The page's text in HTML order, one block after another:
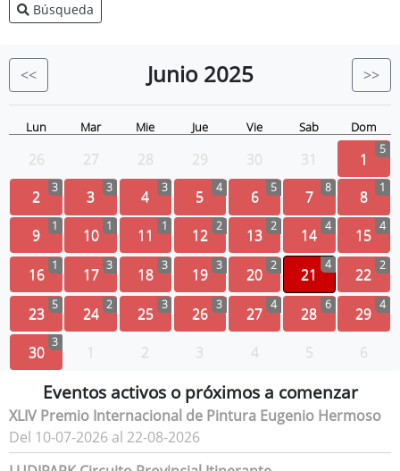
Agenda Presidencia
Eventos
Búsqueda
<< Junio 2025 >>
Lun Mar Mie Jue Vie Sab Dom
26 27 28 29 30 31 1 5
2 3 3 3 4 3 5 4 6 5 7 8 8 1
9 1 10 1 11 1 12 2 13 2 14 4 15 4
16 1 17 3 18 3 19 3 20 2 21
4
22 2
23 5 24 2 25 3 26 3 27 4 28 6 29 4
30 3 1 2 3 4 5 6
Eventos activos o próximos a comenzar
XLIV Premio Internacional de Pintura Eugenio Hermoso
Del 10-07-2026 al 22-08-2026